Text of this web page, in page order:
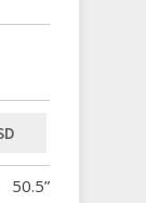
50.5”